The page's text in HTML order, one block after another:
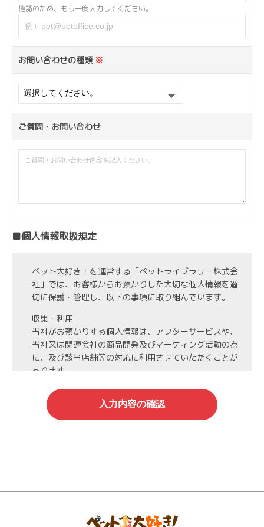
確認のため、もう一度入力してください。
お問い合わせの種類 ※
ご質問・お問い合わせ
■個人情報取扱規定
ペット大好き！を運営する「ペットライブラリー株式会
社」では、お客様からお預かりした大切な個人情報を適
切に保護・管理し、以下の事項に取り組んでいます。
収集・利用
当社がお預かりする個人情報は、アフターサービスや、
当社又は関連会社の商品開発及びマーケィング活動の為
に、及び該当店舗等の対応に利用させていただくことが
あります。
第3者への開示・委託先の管理
当社がお預かりする個人情報は、お客様の同意・承諾を
得た場合や法令等に基づく開示・提供が必要な場合、人
当社がお預かりする氏名、住所、電話番号等の個人情報